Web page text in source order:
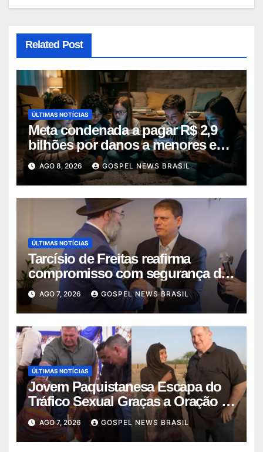
Related Post
ÚLTIMAS NOTÍCIAS
Meta condenada a pagar R$ 2,9
bilhões por danos a menores em
decis…
AGO 8, 2026 GOSPEL NEWS BRASIL
ÚLTIMAS NOTÍCIAS
Tarcísio de Freitas reafirma
compromisso com segurança da
comunid…
AGO 7, 2026 GOSPEL NEWS BRASIL
ÚLTIMAS NOTÍCIAS
Jovem Paquistanesa Escapa do
Tráfico Sexual Graças a Oração e
I…AGO 7, 2026 GOSPEL NEWS BRASIL